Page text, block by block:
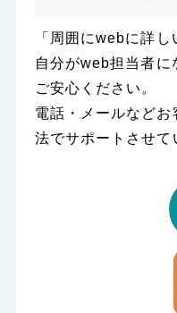
「周囲にwebに詳
自分がweb担当者に
ご安心ください。
電話・メールなど
法でサポートさせて